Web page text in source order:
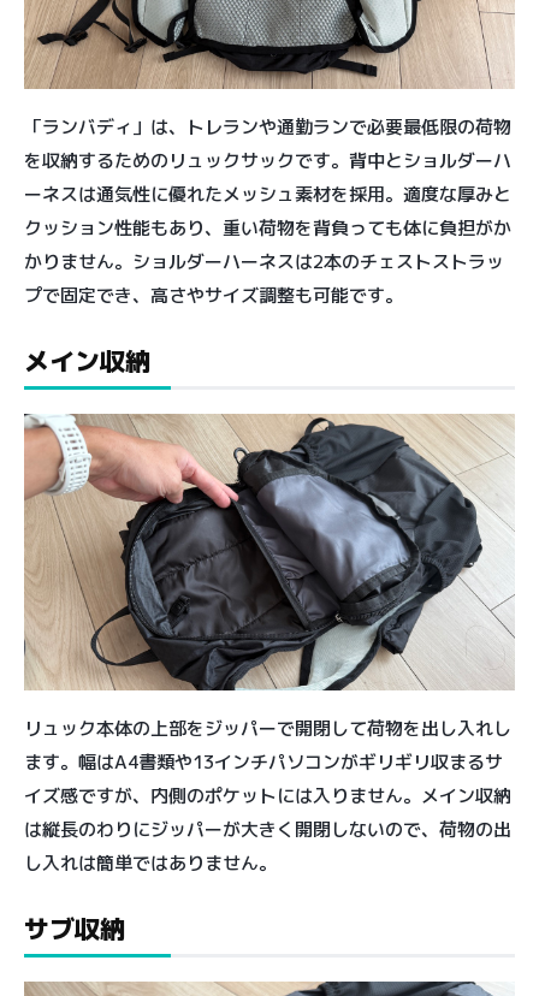
「ランバディ」は、トレランや通勤ランで必要最低限の荷物
を収納するためのリュックサックです。背中とショルダーハ
ーネスは通気性に優れたメッシュ素材を採用。適度な厚みと
クッション性能もあり、重い荷物を背負っても体に負担がか
かりません。ショルダーハーネスは2本のチェストストラッ
プで固定でき、高さやサイズ調整も可能です。
メイン収納
リュック本体の上部をジッパーで開閉して荷物を出し入れし
ます。幅はA4書類や13インチパソコンがギリギリ収まるサ
イズ感ですが、内側のポケットには入りません。メイン収納
は縦長のわりにジッパーが大きく開閉しないので、荷物の出
し入れは簡単ではありません。
サブ収納